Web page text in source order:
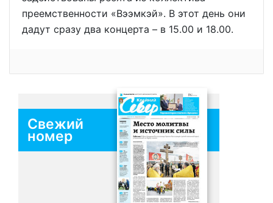
преемственности «Вээмкэй». В этот день они
дадут сразу два концерта – в 15.00 и 18.00.
Свежий
номер